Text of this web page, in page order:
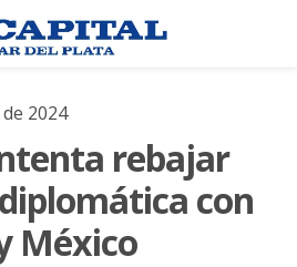
2024
rebajar
con
México